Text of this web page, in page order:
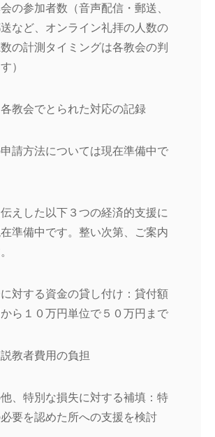
の参加者数（音声配信・郵送、
など、オンライン礼拝の人数の
の計測タイミングは各教会の判
）
教会でとられた対応の記録
請方法については現在準備中で
えした以下３つの経済的支援に
準備中です。整い次第、ご案内
に対する資金の貸し付け：貸付額
ら１０万円単位で５０万円まで
説教者費用の負担
他、特別な損失に対する補填：特
要を認めた所への支援を検討